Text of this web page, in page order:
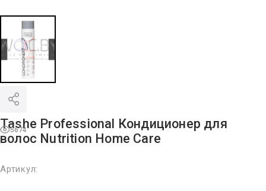
5674
Tashe Professional Кондиционер для
волос Nutrition Home Care
Артикул: